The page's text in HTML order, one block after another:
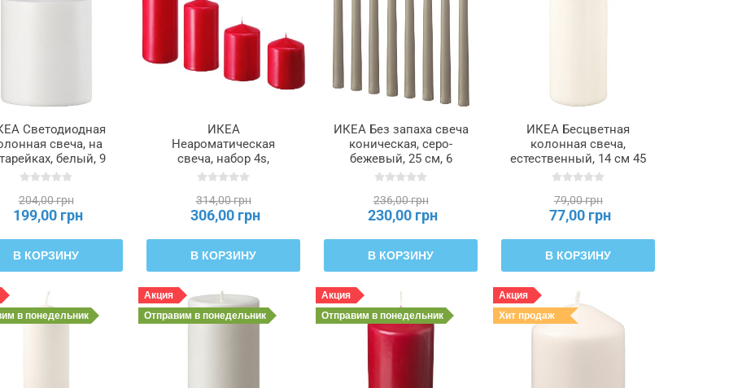
Светодиодная
свеча, на
белый, 9
506.115.93
204,00 грн
199,00 грн
В КОРЗИНУ
ИКЕА
Неароматическая
свеча, набор 4s,
красный FENOMEN
314,00 грн
306,00 грн
В КОРЗИНУ
ИКЕА Без запаха свеча
коническая, серо-
бежевый, 25 см, 6
часов KLOKHET
236,00 грн
230,00 грн
В КОРЗИНУ
ИКЕА Бесцветная
колонная свеча,
естественный, 14 см 45
часов FENOMEN
79,00 грн
77,00 грн
В КОРЗИНУ
в понедельник
Акция
Отправим в понедельник
Акция
Отправим в понедельник
Акция
Хит продаж